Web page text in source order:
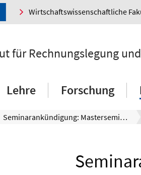
Wirtschaftswissenschaftliche
für Rechnungslegung
Lehre Forschung
Seminarankündigung: Masterseminar zu Rechnungslegung und Wirtschaftsprüfung